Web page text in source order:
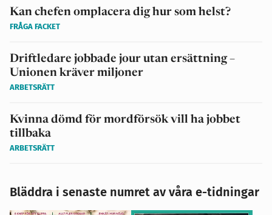
Kan chefen omplacera dig hur som helst?
FRÅGA FACKET
Driftledare jobbade jour utan ersättning –
Unionen kräver miljoner
ARBETSRÄTT
Kvinna dömd för mordförsök vill ha jobbet
tillbaka
ARBETSRÄTT
Bläddra i senaste numret av våra e-tidningar